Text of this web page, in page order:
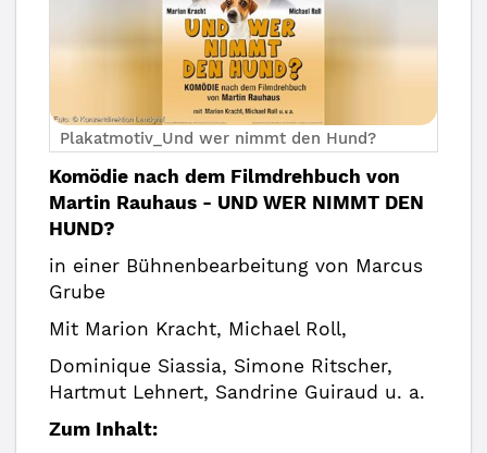
Plakatmotiv_Und wer nimmt den Hund?
Komödie nach dem Filmdrehbuch von
Martin Rauhaus - UND WER NIMMT DEN
HUND?
in einer Bühnenbearbeitung von Marcus
Grube
Mit Marion Kracht, Michael Roll,
Dominique Siassia, Simone Ritscher,
Hartmut Lehnert, Sandrine Guiraud u. a.
Zum Inhalt: